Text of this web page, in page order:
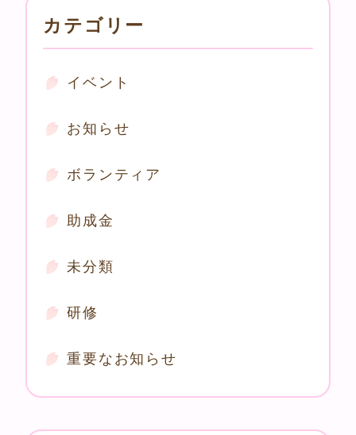
カテゴリー
イベント
お知らせ
ボランティア
助成金
未分類
研修
重要なお知らせ